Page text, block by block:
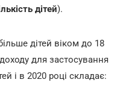
дітей).
дітей віком до 18
для застосування
і в 2020 році складає: